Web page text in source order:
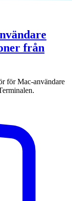
från
för Mac-användare